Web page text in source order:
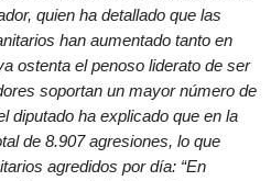
quien ha detallado que las
han aumentado tanto en
ostenta el penoso liderato de ser
soportan un mayor número de
diputado ha explicado que en la
de 8.907 agresiones, lo que
agredidos por día: “En